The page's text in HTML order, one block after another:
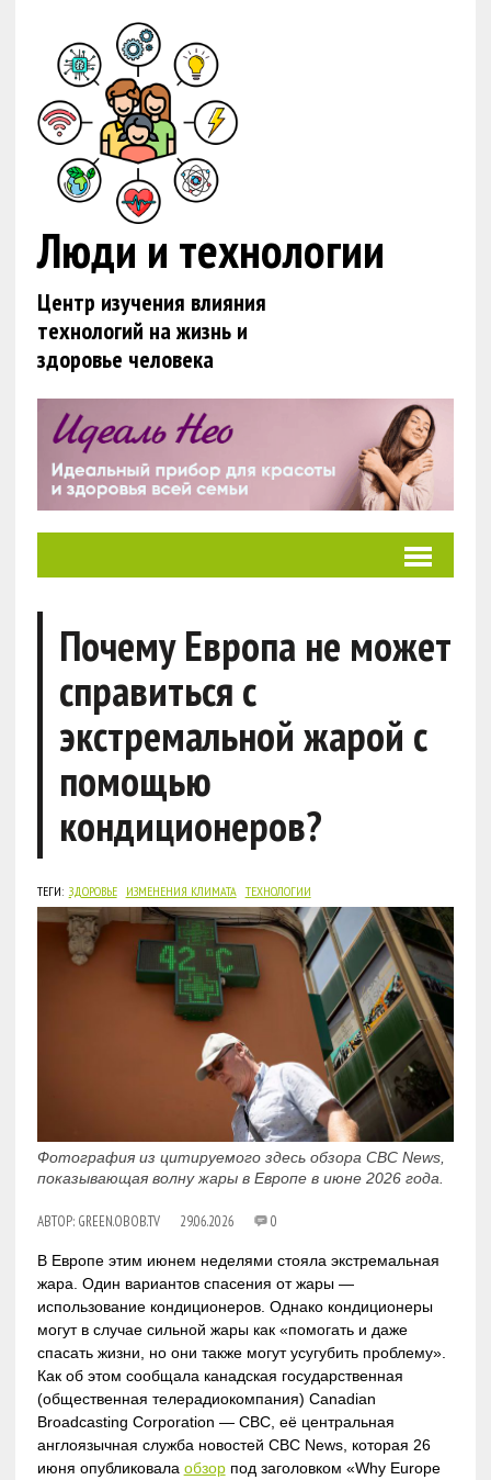
Люди и технологии
Центр изучения влияния
технологий на жизнь и
здоровье человека
Почему Европа не может
справиться с
экстремальной жарой с
помощью
кондиционеров?
ТЕГИ: ЗДОРОВЬЕ ИЗМЕНЕНИЯ КЛИМАТА ТЕХНОЛОГИИ
Фотография из цитируемого здесь обзора CBC News,
показывающая волну жары в Европе в июне 2026 года.
АВТОР: GREEN.OBOB.TV 29.06.2026 0
В Европе этим июнем неделями стояла экстремальная
жара. Один вариантов спасения от жары —
использование кондиционеров. Однако кондиционеры
могут в случае сильной жары как «помогать и даже
спасать жизни, но они также могут усугубить проблему».
Как об этом сообщала канадская государственная
(общественная телерадиокомпания) Canadian
Broadcasting Corporation — CBC, её центральная
англоязычная служба новостей CBC News, которая 26
июня опубликовала обзорпод заголовком «Why Europe